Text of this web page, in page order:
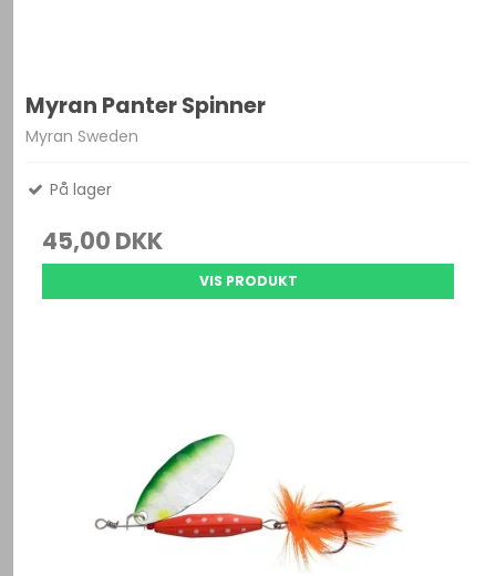
Myran Panter Spinner
Myran Sweden
På lager
45,00 DKK
VIS PRODUKT